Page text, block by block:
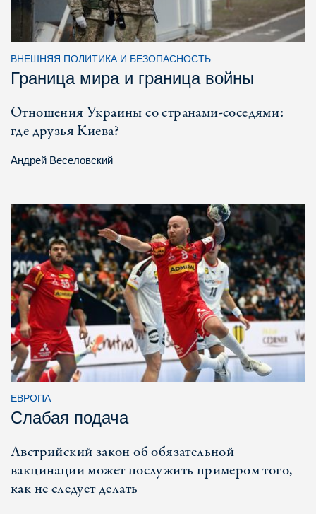
ВНЕШНЯЯ ПОЛИТИКА И БЕЗОПАСНОСТЬ
Граница мира и граница войны
Отношения Украины со странами-соседями:
где друзья Киева?
Андрей Веселовский
ЕВРОПА
Слабая подача
Австрийский закон об обязательной
вакцинации может послужить примером того,
как не следует делать